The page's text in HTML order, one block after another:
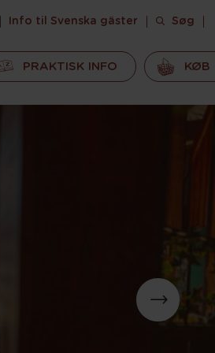
Info til Svenska gäster Søg
PRAKTISK INFO KØB